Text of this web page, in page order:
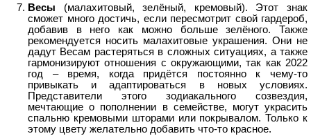
Весы (малахитовый, зелёный, кремовый). Этот знак
сможет много достичь, если пересмотрит свой гардероб,
добавив в него как можно больше зелёного. Также
рекомендуется носить малахитовые украшения. Они не
дадут Весам растеряться в сложных ситуациях, а также
гармонизируют отношения с окружающими, так как 2022
год – время, когда придётся постоянно к чему-то
привыкать и адаптироваться в новых условиях.
Представители этого зодиакального созвездия,
мечтающие о пополнении в семействе, могут украсить
спальню кремовыми шторами или покрывалом. Только к
этому цвету желательно добавить что-то красное.